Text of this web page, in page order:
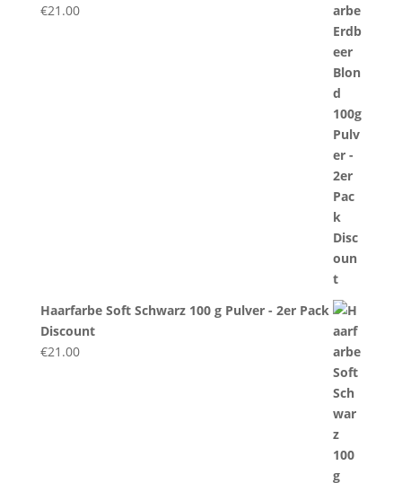
€21.00
Haarfarbe Soft Schwarz 100 g Pulver - 2er Pack
Discount
€21.00